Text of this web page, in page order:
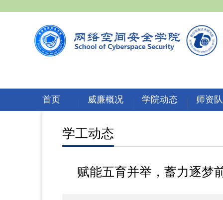
首页 威廉概况 学院动态 师资
学工动态
赋能五育并举，蓄力逐